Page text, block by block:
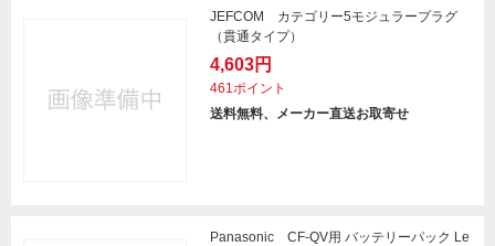
JEFCOM カテゴリー5モジュラープラグ
（貫通タイプ）
4,603円
461ポイント
送料無料、メーカー直送お取寄せ
Panasonic CF-QV用 バッテリーパック Le